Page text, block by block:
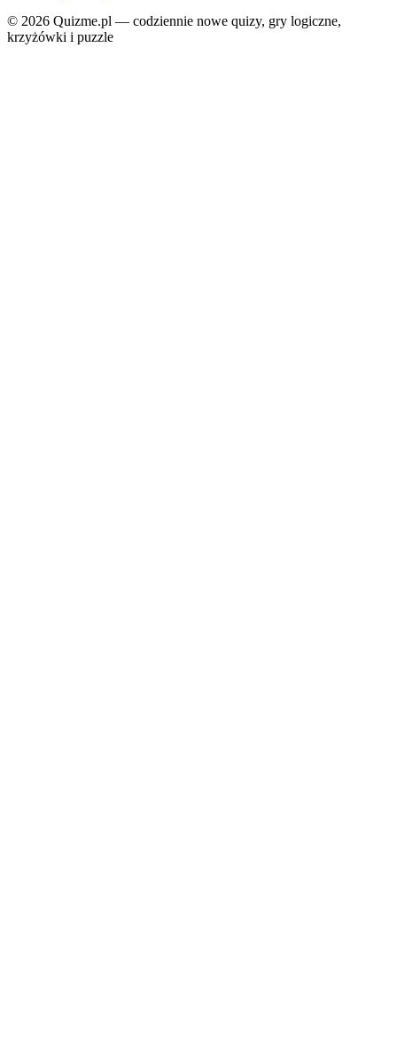
© 2026 Quizme.pl — codziennie nowe quizy, gry logiczne,
krzyżówki i puzzle